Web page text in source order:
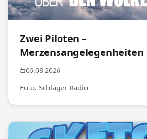
Zwei Piloten –
Merzensangelegenheiten
06.08.2026
Foto: Schlager Radio